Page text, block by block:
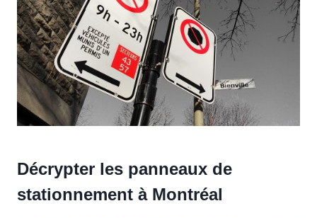
Décrypter les panneaux de
stationnement à Montréal